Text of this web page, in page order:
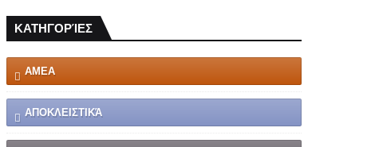
ΚΑΤΗΓΟΡΊΕΣ
ΑΜΕΑ
ΑΠΟΚΛΕΙΣΤΙΚΆ